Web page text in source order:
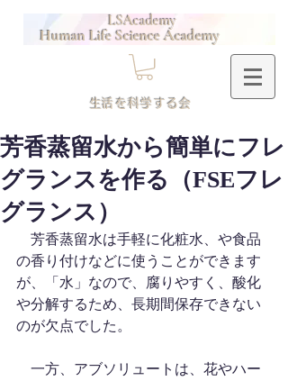
Human Life Science Academy
LSAcademy
​生活を科学する会
芳香蒸留水から簡単にフレ
グランスを作る（FSEフレ
グランス）
芳香蒸留水は手軽に化粧水、や食品
の香り付けなどに使うことができます
が、「水」なので、腐りやすく、酸化
や分解するため、長期間保存できない
のが欠点でした。
一方、アブソリュートは、花やハー